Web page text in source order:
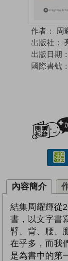
作者： 周
出版社：
出版日期：
國際書號：
內容簡介
結集周耀輝從
書，以文字書
臂、背、腰、
在乎多，而我
是為書中的第